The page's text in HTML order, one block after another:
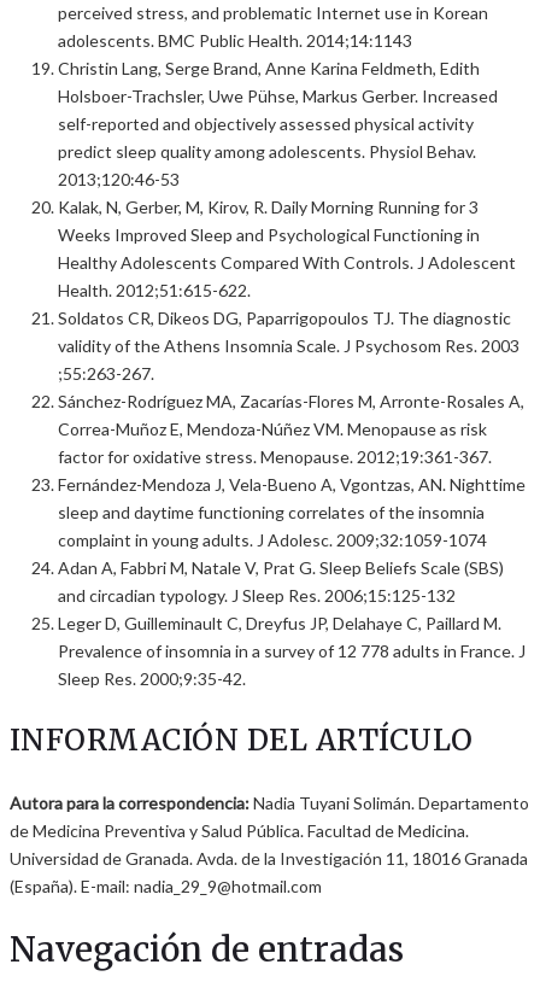
perceived stress, and problematic Internet use in Korean
adolescents. BMC Public Health. 2014;14:1143
Christin Lang, Serge Brand, Anne Karina Feldmeth, Edith
Holsboer-Trachsler, Uwe Pühse, Markus Gerber. Increased
self-reported and objectively assessed physical activity
predict sleep quality among adolescents. Physiol Behav.
2013;120:46-53
Kalak, N, Gerber, M, Kirov, R. Daily Morning Running for 3
Weeks Improved Sleep and Psychological Functioning in
Healthy Adolescents Compared With Controls. J Adolescent
Health. 2012;51:615-622.
Soldatos CR, Dikeos DG, Paparrigopoulos TJ. The diagnostic
validity of the Athens Insomnia Scale. J Psychosom Res. 2003
;55:263-267.
Sánchez-Rodríguez MA, Zacarías-Flores M, Arronte-Rosales A,
Correa-Muñoz E, Mendoza-Núñez VM. Menopause as risk
factor for oxidative stress. Menopause. 2012;19:361-367.
Fernández-Mendoza J, Vela-Bueno A, Vgontzas, AN. Nighttime
sleep and daytime functioning correlates of the insomnia
complaint in young adults. J Adolesc. 2009;32:1059-1074
Adan A, Fabbri M, Natale V, Prat G. Sleep Beliefs Scale (SBS)
and circadian typology. J Sleep Res. 2006;15:125-132
Leger D, Guilleminault C, Dreyfus JP, Delahaye C, Paillard M.
Prevalence of insomnia in a survey of 12 778 adults in France. J
Sleep Res. 2000;9:35-42.
INFORMACIÓN DEL ARTÍCULO
Autora para la correspondencia:Nadia Tuyani Solimán. Departamento
de Medicina Preventiva y Salud Pública. Facultad de Medicina.
Universidad de Granada. Avda. de la Investigación 11, 18016 Granada
(España). E-mail: nadia_29_9@hotmail.com
Navegación de entradas